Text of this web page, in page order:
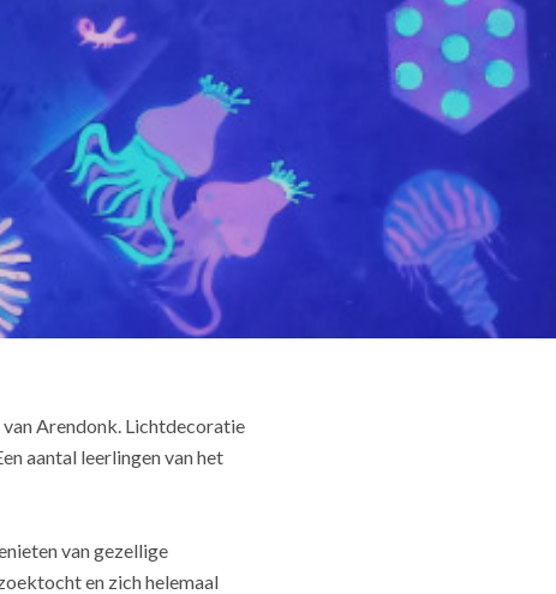
Arendonk. Lichtdecoratie
aantal leerlingen van het
van gezellige
en zich helemaal